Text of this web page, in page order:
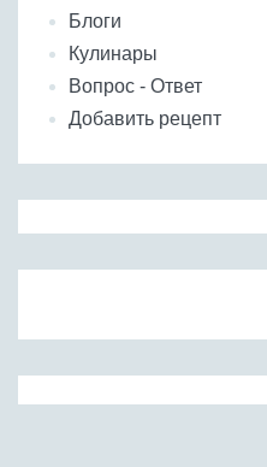
Блоги
Кулинары
Вопрос - Ответ
Добавить рецепт